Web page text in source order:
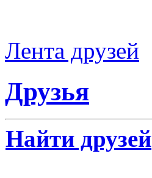
Лента друзей
Друзья
Найти друзей